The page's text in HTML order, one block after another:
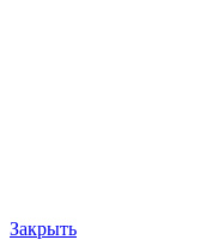
Закрыть